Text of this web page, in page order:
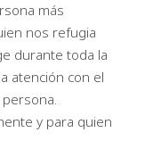
más
nos refugia
durante toda la
atención con el
y para quien